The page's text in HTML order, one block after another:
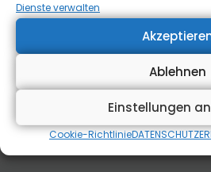
Dienste verwalten
Ablehnen
Einstellungen
Cookie-Richtlinie
Weiterlesen »